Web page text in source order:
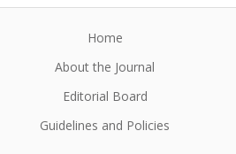
Home
About the Journal
Editorial Board
Guidelines and Policies